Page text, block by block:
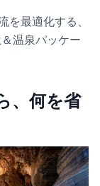
を最適化する、
温泉パッケー
、何を省